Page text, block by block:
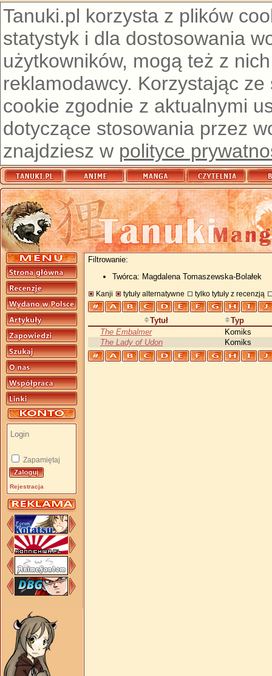
Tanuki.pl korzysta z plików
statystyk i dla dostosowania
użytkowników, mogą też z
reklamodawcy. Korzystając
cookie zgodnie z aktualnymi
dotyczące stosowania przez
znajdziesz w polityce
Zapamiętaj
Rejestracja
Filtrowanie:
Twórca: Magdalena Tomaszewska-Bolałek
Kanji tytuły alternatywne tylko tytuły z recenzją
Tytuł
Typ
The Embalmer
Komiks
The Lady of Udon
Komiks